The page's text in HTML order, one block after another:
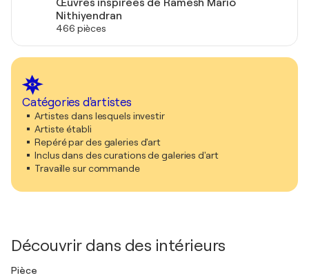
Œuvres inspirées de Ramesh Mario
Nithiyendran
466 pièces
Catégories d'artistes
Artistes dans lesquels investir
Artiste établi
Repéré par des galeries d'art
Inclus dans des curations de galeries d'art
Travaille sur commande
Découvrir dans des intérieurs
Pièce